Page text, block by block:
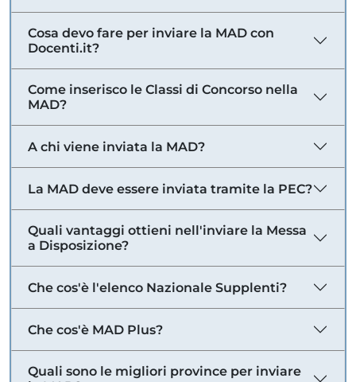
Cosa devo fare per inviare la MAD con
Docenti.it?
Come inserisco le Classi di Concorso nella
MAD?
A chi viene inviata la MAD?
La MAD deve essere inviata tramite la PEC?
Quali vantaggi ottieni nell'inviare la Messa
a Disposizione?
Che cos'è l'elenco Nazionale Supplenti?
Che cos'è MAD Plus?
Quali sono le migliori province per inviare